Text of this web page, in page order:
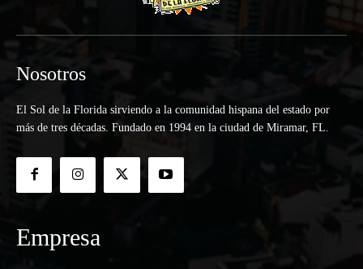
Nosotros
El Sol de la Florida sirviendo a la comunidad hispana del estado por
más de tres décadas. Fundado en 1994 en la ciudad de Miramar, FL.
Empresa